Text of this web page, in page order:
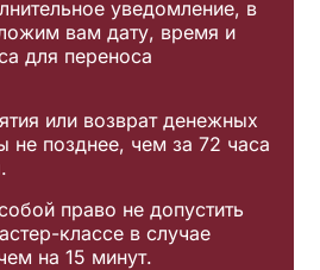
уведомление, в
вам дату, время и
для переноса
или возврат денежных
не позднее, чем за 72 часа
право не допустить
классе в случае
на 15 минут.